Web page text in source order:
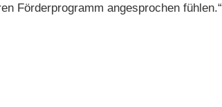
Förderprogramm angesprochen fühlen.“